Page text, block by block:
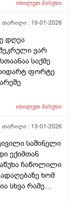
იხილეთპასუხი
თარიღი : 19-01-2026
დღეა
ვარ
საქმე
ფორტე
იხილეთპასუხი
თარიღი : 13-01-2026
საშინელი
ექიმთან
ჩაწოლილი
ხომ
სხვა რამე